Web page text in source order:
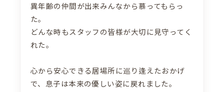
異年齢の仲間が出来みんなから慕ってもらっ
た。
どんな時もスタッフの皆様が大切に見守ってく
れた。
心から安心できる居場所に巡り逢えたおかげ
で、息子は本来の優しい姿に戻れました。